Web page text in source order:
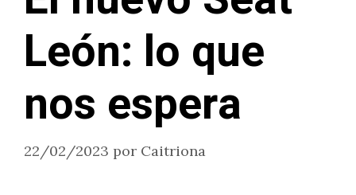
León: lo que
nos espera
22/02/2023 por Caitriona